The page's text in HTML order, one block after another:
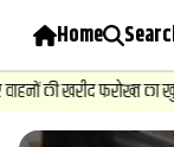
Home
का खुलासा, मुन्ना